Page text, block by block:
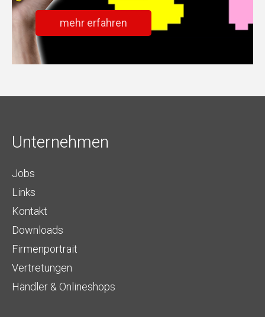
mehr erfahren
Unternehmen
Jobs
Links
Kontakt
Downloads
Firmenportrait
Vertretungen
Händler & Onlineshops